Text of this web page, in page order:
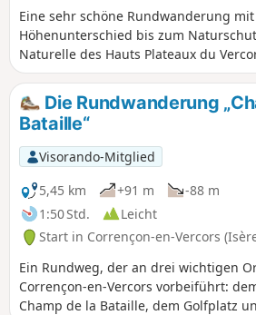
Eine sehr schöne Rundwanderung
Höhenunterschied bis zum
Naturelle des Hauts Plateaux du
Breitengrad in der Drôme überquert
Landschaften bietet. Diese Route
Schwierigkeiten auf und es ist einfach,
des Golfplatzes zu parken.
Die Rundwanderung
Bataille“
Visorando-Mitglied
5,45 km
+91 m
-88 m
1:50 Std.
Leicht
Start in Corrençon-en-Vercors
Ein Rundweg, der an drei wichtigen
Corrençon-en-Vercors vorbeiführt:
Champ de la Bataille, dem Golfplatz